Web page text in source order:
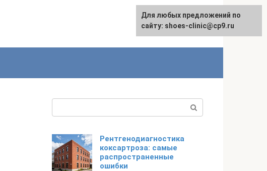
Рентгенодиагностика
коксартроза: самые
распространенные
ошибки
Для любых предложений по
сайту: shoes-clinic@cp9.ru